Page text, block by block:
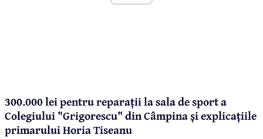
300.000 lei pentru reparații la sala de sport a
Colegiului "Grigorescu" din Câmpina și explicațiile
primarului Horia Tiseanu